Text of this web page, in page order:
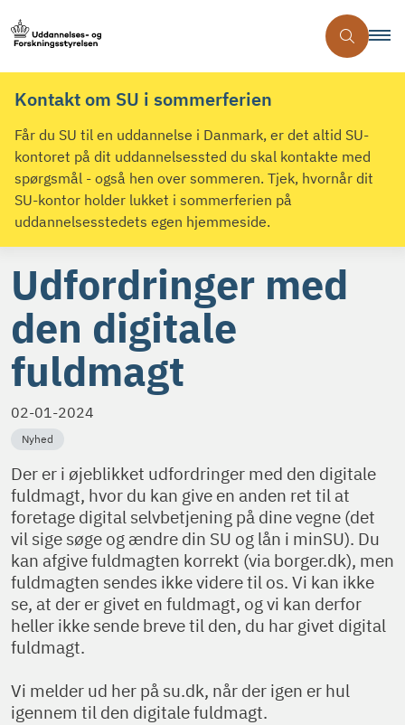
Kontakt om SU i sommerferien
Får du SU til en uddannelse i Danmark, er det altid SU-
kontoret på dit uddannelsessted du skal kontakte med
spørgsmål - også hen over sommeren. Tjek, hvornår dit
SU-kontor holder lukket i sommerferien på
uddannelsesstedets egen hjemmeside.
Udfordringer med
den digitale
fuldmagt
02-01-2024
Nyhed
Der er i øjeblikket udfordringer med den digitale
fuldmagt, hvor du kan give en anden ret til at
foretage digital selvbetjening på dine vegne (det
vil sige søge og ændre din SU og lån i minSU). Du
kan afgive fuldmagten korrekt (via borger.dk), men
fuldmagten sendes ikke videre til os. Vi kan ikke
se, at der er givet en fuldmagt, og vi kan derfor
heller ikke sende breve til den, du har givet digital
fuldmagt.
Vi melder ud her på su.dk, når der igen er hul
igennem til den digitale fuldmagt.